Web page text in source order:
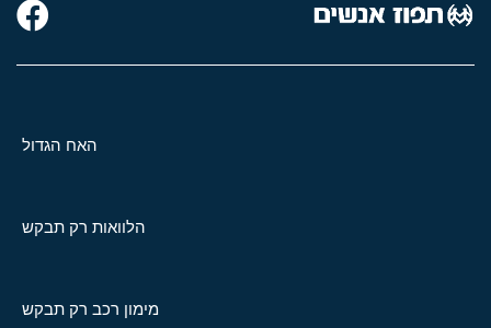
האח הגדול
הלוואות רק תבקש
מימון רכב רק תבקש